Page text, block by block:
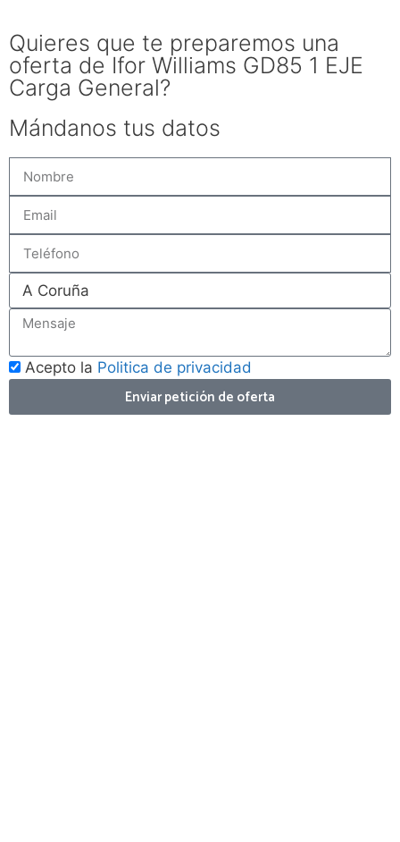
Quieres que te preparemos una
oferta de Ifor Williams GD85 1 EJE
Carga General?
Mándanos tus datos
Acepto la Politica de privacidad
Enviar petición de oferta